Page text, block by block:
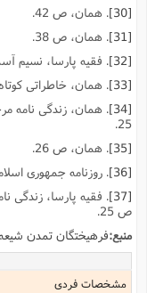
. همان، ص 42.
. همان، ص 38.
. فقیه پارسا، نسیم
. همان، خاطراتى کوتاه
. همان، زندگى نامه
25.
. همان، ص 26.
. روزنامه جمهورى اسلامى، 23/11/
. فقیه پارسا، زندگى
ص 25.
منبع:فرهیختگان تمدن شیعه
مشخصات فردی